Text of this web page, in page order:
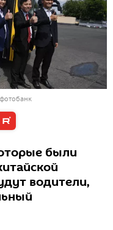
были
водители,